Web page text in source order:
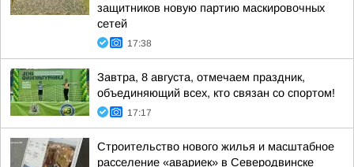
защитников новую партию маскировочных
сетей
17:38
Завтра, 8 августа, отмечаем праздник,
объединяющий всех, кто связан со спортом!
17:17
Строительство нового жилья и масштабное
расселение «авариек» в Северодвинске